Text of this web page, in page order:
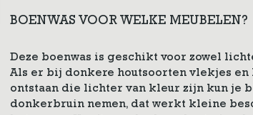
BOENWAS VOOR WELKE MEUBELEN?
Deze boenwas is geschikt voor zowel
Als er bij donkere houtsoorten vlekjes
ontstaan die lichter van kleur zijn kun je
donkerbruin nemen, dat werkt kleine